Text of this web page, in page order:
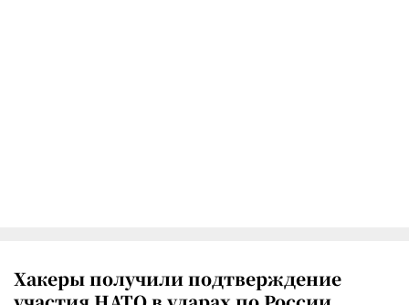
Хакеры получили подтверждение